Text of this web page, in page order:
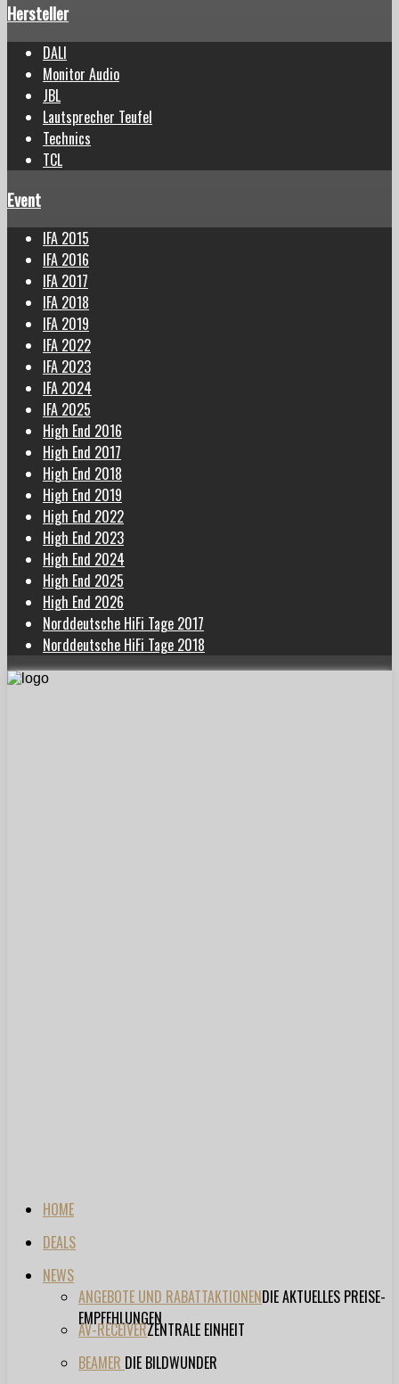
Hersteller
DALI
Monitor Audio
JBL
Lautsprecher Teufel
Technics
TCL
Event
IFA 2015
IFA 2016
IFA 2017
IFA 2018
IFA 2019
IFA 2022
IFA 2023
IFA 2024
IFA 2025
High End 2016
High End 2017
High End 2018
High End 2019
High End 2022
High End 2023
High End 2024
High End 2025
High End 2026
Norddeutsche HiFi Tage 2017
Norddeutsche HiFi Tage 2018
HOME
DEALS
NEWS
ANGEBOTE UND RABATTAKTIONENDIE AKTUELLES PREISE-
EMPFEHLUNGEN
AV-RECEIVERZENTRALE EINHEIT
BEAMER DIE BILDWUNDER